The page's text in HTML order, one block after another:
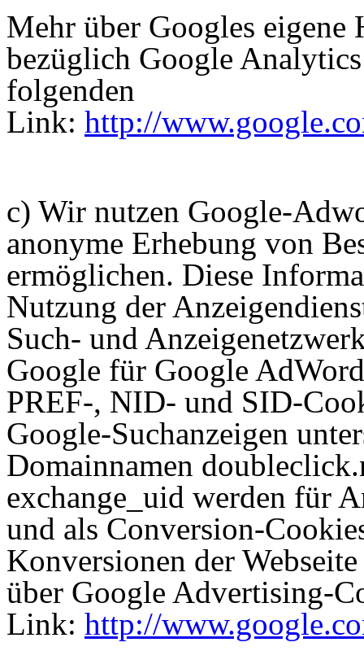
Mehr über Googles eigene
bezüglich Google
folgenden
Link: http://
c) Wir nutzen Google-
anonyme Erhebung von
ermöglichen. Diese
Nutzung der
Such- und
Google für Google
PREF-, NID- und SID-
Google-Suchanzeigen
Domainnamen
exchange_uid werden für
und als Conversion-
Konversionen der
über Google Advertising-
Link: http://